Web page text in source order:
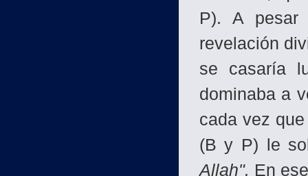
P). A
revelación
se casaría
dominaba a
cada vez
(B y P) le
Allah". En